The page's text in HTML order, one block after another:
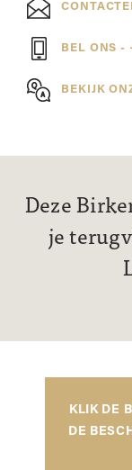
BEL ONS -
BEKIJK
Deze
je
KLIK DE
DE